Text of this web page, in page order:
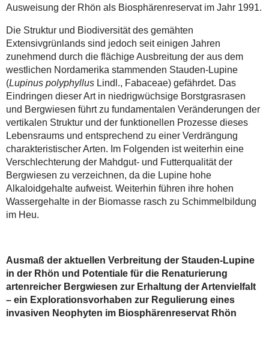
Ausweisung der Rhön als Biosphärenreservat im Jahr 1991.
Die Struktur und Biodiversität des gemähten
Extensivgrünlands sind jedoch seit einigen Jahren
zunehmend durch die flächige Ausbreitung der aus dem
westlichen Nordamerika stammenden Stauden-Lupine
(Lupinus polyphyllus Lindl., Fabaceae) gefährdet. Das
Eindringen dieser Art in niedrigwüchsige Borstgrasrasen
und Bergwiesen führt zu fundamentalen Veränderungen der
vertikalen Struktur und der funktionellen Prozesse dieses
Lebensraums und entsprechend zu einer Verdrängung
charakteristischer Arten. Im Folgenden ist weiterhin eine
Verschlechterung der Mahdgut- und Futterqualität der
Bergwiesen zu verzeichnen, da die Lupine hohe
Alkaloidgehalte aufweist. Weiterhin führen ihre hohen
Wassergehalte in der Biomasse rasch zu Schimmelbildung
im Heu.
Ausmaß der aktuellen Verbreitung der Stauden-Lupine
in der Rhön und Potentiale für die Renaturierung
artenreicher Bergwiesen zur Erhaltung der Artenvielfalt
– ein Explorationsvorhaben zur Regulierung eines
invasiven Neophyten im Biosphärenreservat Rhön